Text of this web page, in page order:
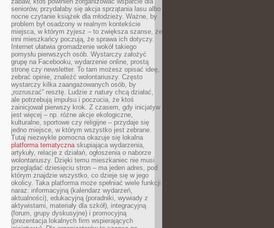
seniorów, przydałaby się akcja sprzątania lasu albo
nocne czytanie książek dla młodzieży. Ważne, by
problem był osadzony w realnym kontekście
miejsca, w którym żyjesz – to zwiększa szanse, że
inni mieszkańcy poczują, że sprawa ich dotyczy.
Internet ułatwia gromadzenie wokół takiego
pomysłu pierwszych osób. Wystarczy założyć
grupę na Facebooku, wydarzenie online, prostą
stronę czy newsletter. To tam możesz opisać ideę,
zebrać opinie, znaleźć wolontariuszy. Często
wystarczy kilka zaangażowanych osób, by
„rozruszać” resztę. Ludzie z natury chcą działać,
ale potrzebują impulsu i poczucia, że ktoś
zainicjował pierwszy krok. Z czasem, gdy inicjatyw
jest więcej – np. różne akcje ekologiczne,
kulturalne, sportowe czy religijne – przydaje się
jedno miejsce, w którym wszystko jest zebrane.
Tutaj niezwykle pomocna okazuje się lokalna
platforma tematycznaskupiająca wydarzenia,
artykuły, relacje z działań, ogłoszenia o naborze
wolontariuszy. Dzięki temu mieszkaniec nie musi
przeglądać dziesięciu stron – ma jeden adres, pod
którym znajdzie wszystko, co dzieje się w jego
okolicy. Taka platforma może spełniać wiele funkcji
naraz: informacyjną (kalendarz wydarzeń,
aktualności), edukacyjną (poradniki, wywiady z
aktywistami, materiały dla szkół), integracyjną
(forum, grupy dyskusyjne) i promocyjną
(prezentacja lokalnych firm wspierających